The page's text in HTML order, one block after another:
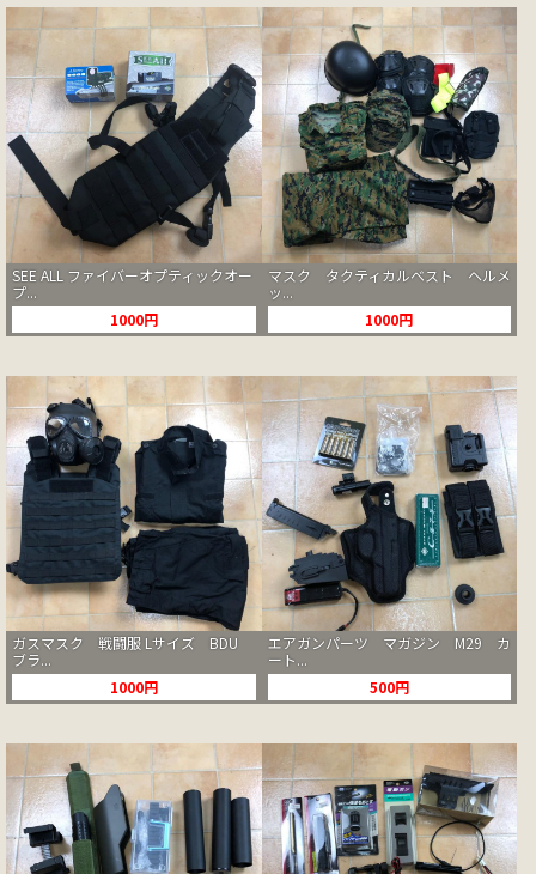
SEE ALL ファイバーオプティックオー
プ...
1000円
マスク タクティカルベスト ヘルメ
ッ...
1000円
ガスマスク 戦闘服 Lサイズ BDU
ブラ...
1000円
エアガンパーツ マガジン M29 カ
ート...
500円